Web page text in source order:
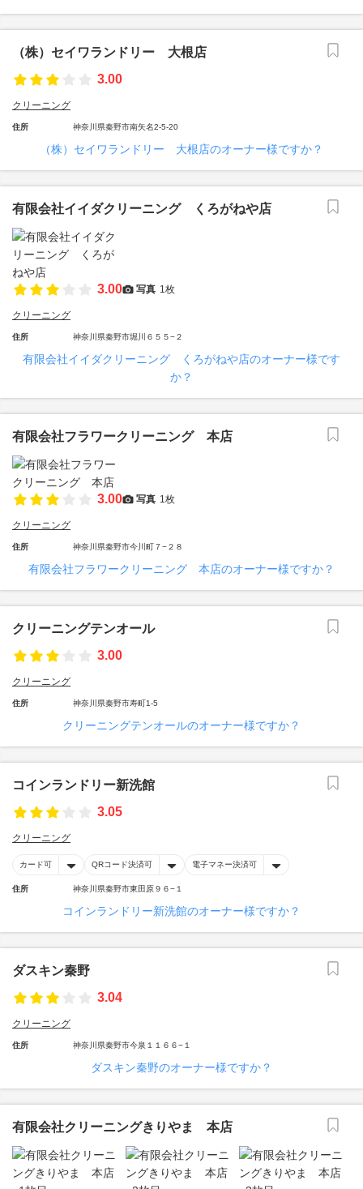
（株）セイワランドリー 大根店
3.00
クリーニング
住所 神奈川県秦野市南矢名2-5-20
（株）セイワランドリー 大根店のオーナー様ですか？
有限会社イイダクリーニング くろがねや店
3.00 写真 1枚
クリーニング
住所 神奈川県秦野市堀川６５５−２
有限会社イイダクリーニング くろがねや店のオーナー様です
か？
有限会社フラワークリーニング 本店
3.00 写真 1枚
クリーニング
住所 神奈川県秦野市今川町７−２８
有限会社フラワークリーニング 本店のオーナー様ですか？
クリーニングテンオール
3.00
クリーニング
住所 神奈川県秦野市寿町1-5
クリーニングテンオールのオーナー様ですか？
コインランドリー新洗館
3.05
クリーニング
カード可 QRコード決済可 電子マネー決済可
住所 神奈川県秦野市東田原９６−１
コインランドリー新洗館のオーナー様ですか？
ダスキン秦野
3.04
クリーニング
住所 神奈川県秦野市今泉１１６６−１
ダスキン秦野のオーナー様ですか？
有限会社クリーニングきりやま 本店